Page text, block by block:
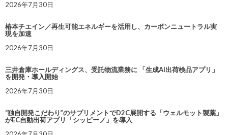
2026年7月30日
椿本チエイン／再生可能エネルギーを活用し、カーボンニュートラル実
現を加速
2026年7月30日
三井倉庫ホールディングス、受託物流業務に 「生成AI出荷検品アプリ」
を開発・導入開始
2026年7月30日
“独自開発こだわり”のサプリメントでD2C展開する「ウェルモット製薬」
がEC自動出荷アプリ「シッピーノ」を導入